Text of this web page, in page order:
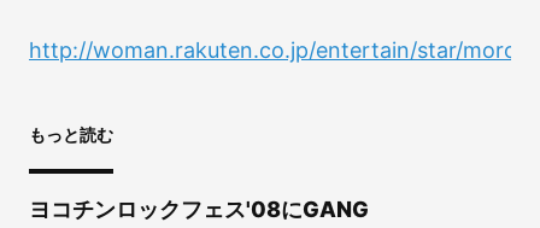
http://woman.rakuten.co.jp/entertain/star/
もっと読む
ヨコチンロックフェス'08にGANG